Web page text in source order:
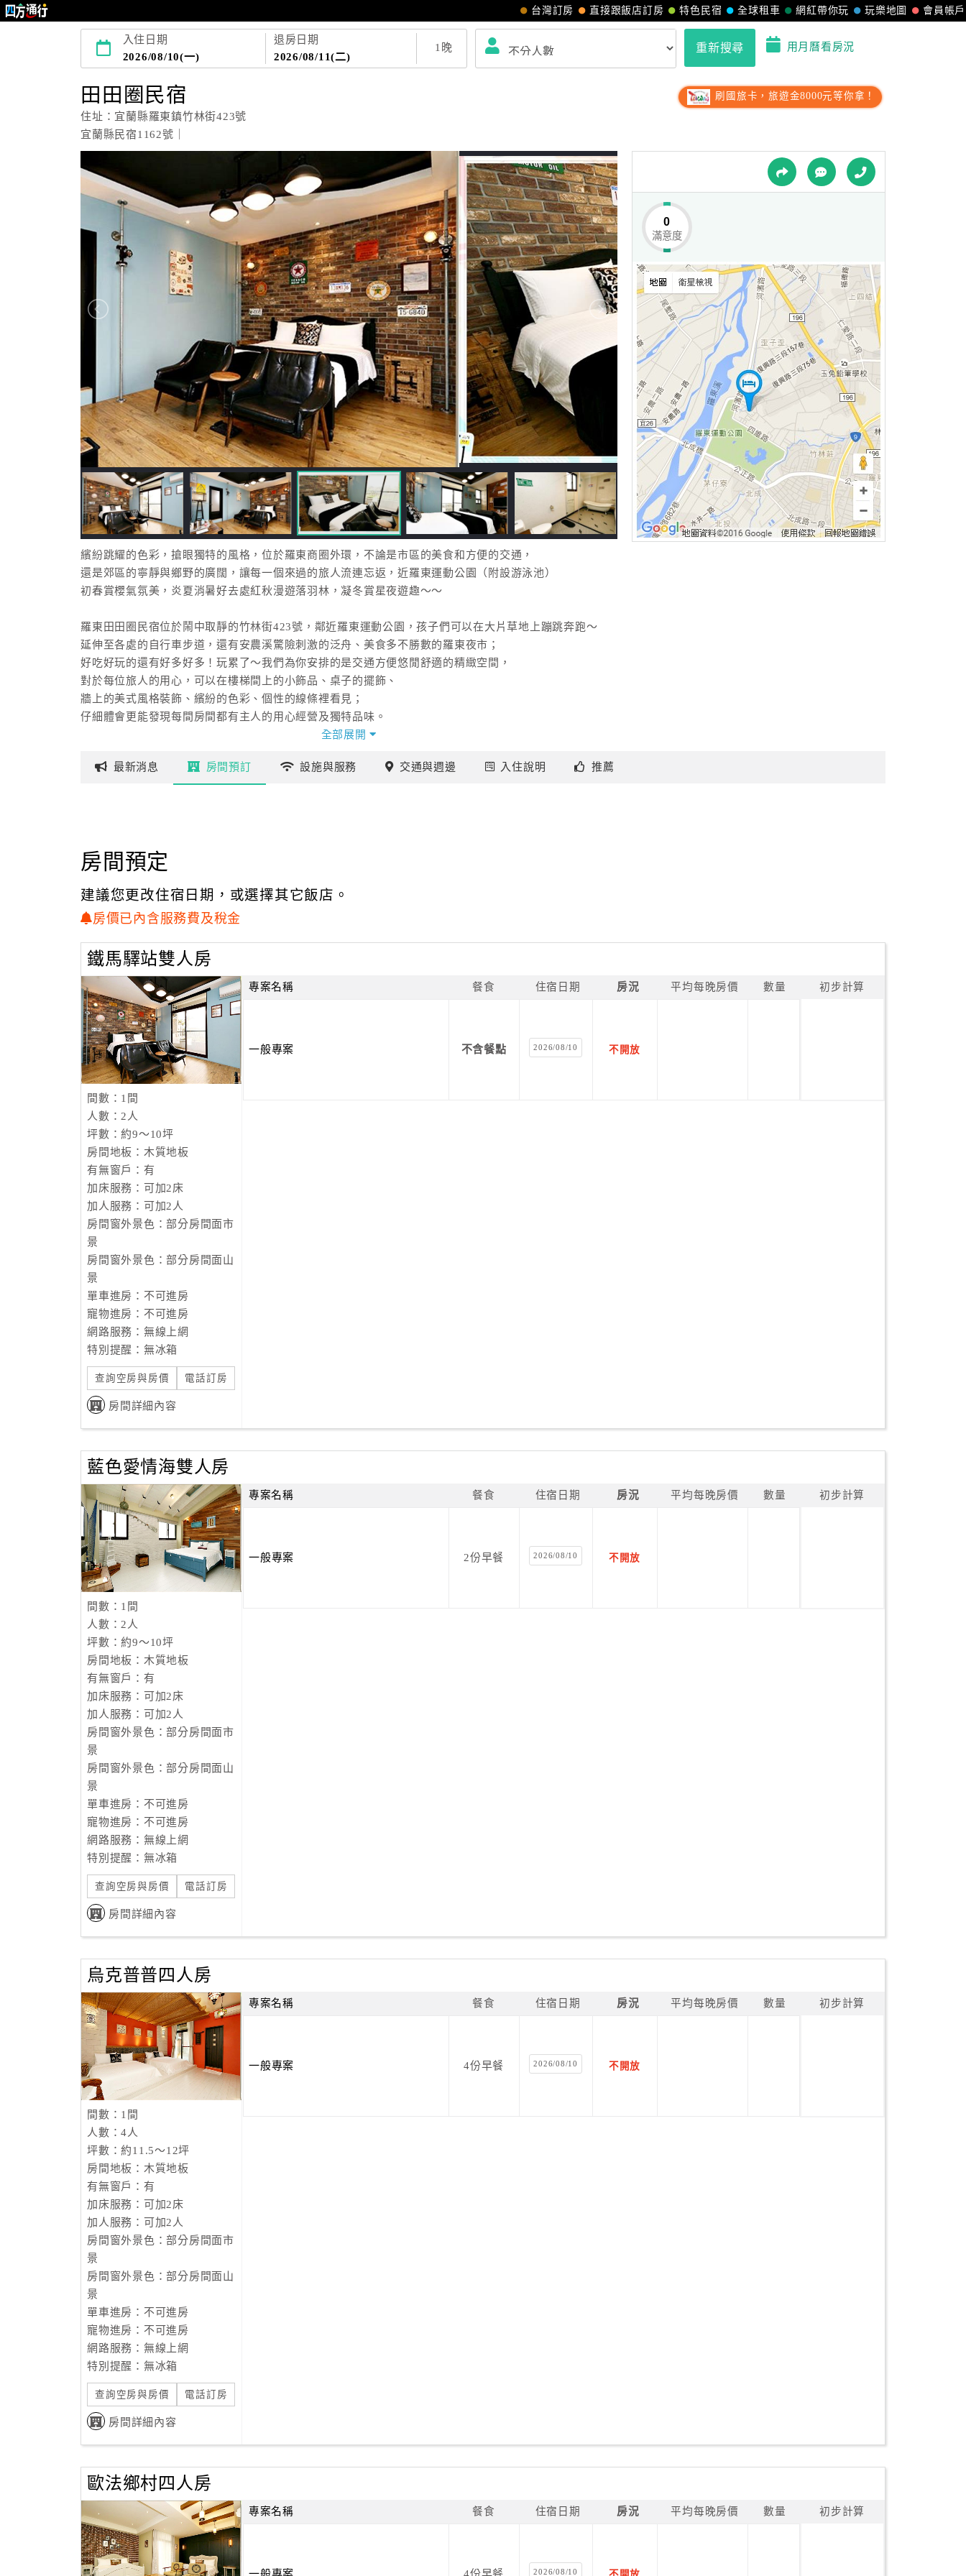
會員帳戶
玩樂地圖
網紅帶你玩
全球租車
特色民宿
直接跟飯店訂房
台灣訂房
入住日期
2026/08/10(一)
退房日期
2026/08/11(二)
1 晚 重新搜尋 用月曆看房況
田田圈民宿
住址：宜蘭縣羅東鎮竹林街423號
宜蘭縣民宿1162號｜
刷國旅卡，旅遊金8000元等你拿！
繽紛跳耀的色彩，搶眼獨特的風格，位於羅東商圈外環，不論是市區的美食和方便的交通，
還是郊區的寧靜與鄉野的廣闊，讓每一個來過的旅人流連忘返，近羅東運動公園（附設游泳池）
初春賞櫻氣氛美，炎夏消暑好去處紅秋漫遊落羽林，凝冬賞星夜遊趣～～
羅東田田圈民宿位於鬧中取靜的竹林街423號，鄰近羅東運動公園，孩子們可以在大片草地上蹦跳奔跑～
延伸至各處的自行車步道，還有安農溪驚險刺激的泛舟、美食多不勝數的羅東夜市；
好吃好玩的還有好多好多！玩累了～我們為你安排的是交通方便悠閒舒適的精緻空間，
對於每位旅人的用心，可以在樓梯間上的小飾品、桌子的擺飾、
牆上的美式風格裝飾、繽紛的色彩、個性的線條裡看見；
仔細體會更能發現每間房間都有主人的用心經營及獨特品味。
輕鬆飽覽秀麗山海景緻，享受愜意時光，來趟優質、賞心悅目的舒適旅程吧！
全部展開
0
滿意度
最新消息 房間預訂 設施與服務 交通與週邊 入住說明 推薦
房間預定
建議您更改住宿日期，或選擇其它飯店。
房價已內含服務費及稅金
鐵馬驛站雙人房
間數：1間
人數：2人
坪數：約9～10坪
房間地板：木質地板
有無窗戶：有
加床服務：可加2床
加人服務：可加2人
房間窗外景色：部分房間面市
景
房間窗外景色：部分房間面山
景
單車進房：不可進房
寵物進房：不可進房
網路服務：無線上網
特別提醒：無冰箱
查詢空房與房價 電話訂房
房間詳細內容
專案名稱 餐食 住宿日期 房況 平均每晚房價 數量 初步計算
一般專案 不含餐點 2026/08/10 不開放
藍色愛情海雙人房
間數：1間
人數：2人
坪數：約9～10坪
房間地板：木質地板
有無窗戶：有
加床服務：可加2床
加人服務：可加2人
房間窗外景色：部分房間面市
景
房間窗外景色：部分房間面山
景
單車進房：不可進房
寵物進房：不可進房
網路服務：無線上網
特別提醒：無冰箱
查詢空房與房價 電話訂房
房間詳細內容
專案名稱 餐食 住宿日期 房況 平均每晚房價 數量 初步計算
一般專案 2份早餐 2026/08/10 不開放
烏克普普四人房
間數：1間
人數：4人
坪數：約11.5～12坪
房間地板：木質地板
有無窗戶：有
加床服務：可加2床
加人服務：可加2人
房間窗外景色：部分房間面市
景
房間窗外景色：部分房間面山
景
單車進房：不可進房
寵物進房：不可進房
網路服務：無線上網
特別提醒：無冰箱
查詢空房與房價 電話訂房
房間詳細內容
專案名稱 餐食 住宿日期 房況 平均每晚房價 數量 初步計算
一般專案 4份早餐 2026/08/10 不開放
歐法鄉村四人房
專案名稱 餐食 住宿日期 房況 平均每晚房價 數量 初步計算
2026/08/10